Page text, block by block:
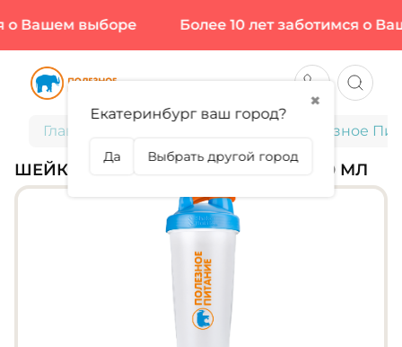
о Вашем выборе Более 10 лет заботимся о
Главная Шейкер "Полезное
ШЕЙКЕР "ПОЛЕЗНОЕ ПИТАНИЕ", 600 МЛ
✖
Екатеринбург ваш город?
Да Выбрать другой город